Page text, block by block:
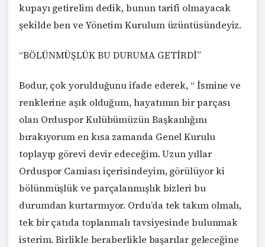
kupayı getirelim dedik, bunun tarifi olmayacak
şekilde ben ve Yönetim Kurulum üzüntüsündeyiz.
“BÖLÜNMÜŞLÜK BU DURUMA GETİRDİ”
Bodur, çok yorulduğunu ifade ederek, “ İsmine ve
renklerine aşık olduğum, hayatımın bir parçası
olan Orduspor Kulübümüzün Başkanlığını
bırakıyorum en kısa zamanda Genel Kurulu
toplayıp görevi devir edeceğim. Uzun yıllar
Orduspor Camiası içerisindeyim, görülüyor ki
bölünmüşlük ve parçalanmışlık bizleri bu
durumdan kurtarmıyor. Ordu’da tek takım olmalı,
tek bir çatıda toplanmalı tavsiyesinde bulunmak
isterim. Birlikle beraberlikle başarılar geleceğine